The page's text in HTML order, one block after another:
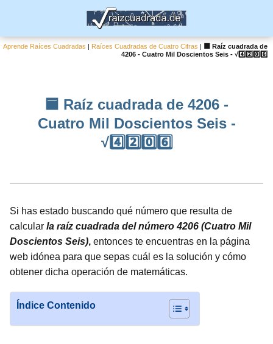
Aprende Raíces Cuadradas | Raíces Cuadradas de Cuatro Cifras |
🟦 Raíz cuadrada de
4206 - Cuatro Mil Doscientos Seis - √4️⃣2️⃣0️⃣6️⃣
🟦 Raíz cuadrada de 4206 -
Cuatro Mil Doscientos Seis -
√4️⃣2️⃣0️⃣6️⃣
Si has estado buscando qué número que resulta de
calcular la raíz cuadrada del número 4206 (Cuatro Mil
Doscientos Seis), entonces te encuentras en la página
web idónea para que sepas cuál es la solución y cómo
obtener dicha operación de matemáticas.
Índice Contenido